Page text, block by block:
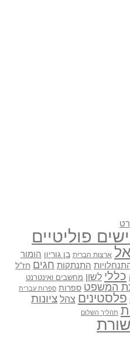
פוליטיים
ארצות הברית בן גוריון הומור
התנתקות חגים חז"ל
כללי לשון מחשבים ואינטרנט
המשפט ספרות ספרות עברית
פלסטינים צהל ציונות
תהליך השלום